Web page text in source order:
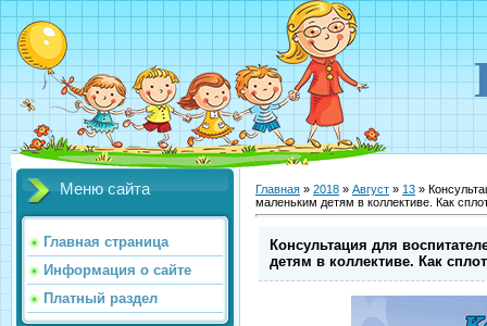
Меню сайта
Главная страница
Информация о сайте
Платный раздел
Главная » 2018 » Август » 13 »
маленьким детям в коллективе. Как
Консультация для
детям в коллективе. Как